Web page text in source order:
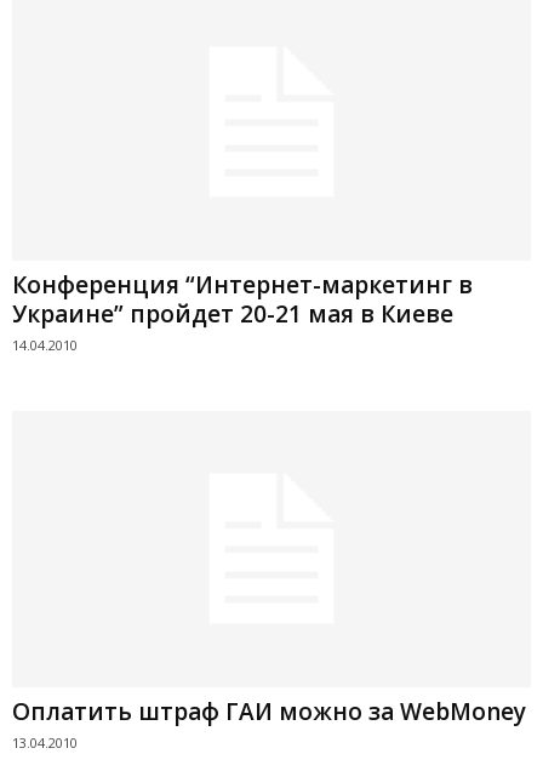
Конференция “Интернет-маркетинг в
Украине” пройдет 20-21 мая в Киеве
14.04.2010
Оплатить штраф ГАИ можно за WebMoney
13.04.2010